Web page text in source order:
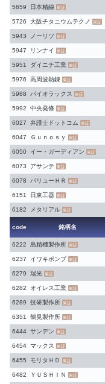
5659 日本精線 東証
5726 大阪チタニウムテクノ 東証
5943 ノーリツ 東証
5947 リンナイ 東証
5951 ダイニチ工業 東証
5976 高周波熱錬 東証
5988 パイオラックス 東証
5992 中央発條 東証
6027 弁護士ドットコム 東証
6047 Ｇｕｎｏｓｙ 東証
6050 イー・ガーディアン 東証
6073 アサンテ 東証
6078 バリューＨＲ 東証
6151 日東工器 東証
6182 メタリアル 東証
code 銘柄名
6222
島精機製作所 東証
6237 イワキポンプ 東証
6279 瑞光 東証
6282 オイレス工業 東証
6289 技研製作所 東証
6351 鶴見製作所 東証
6444 サンデン 東証
6454 マックス 東証
6455 モリタＨＤ 東証
6482 ＹＵＳＨＩＮ 東証